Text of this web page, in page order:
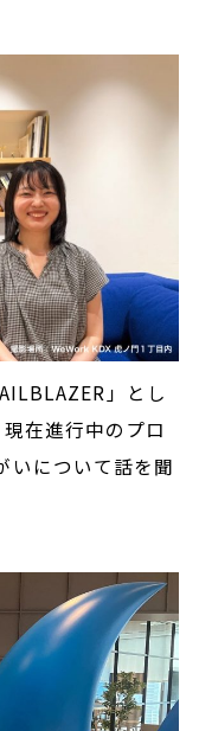
」とし
在進行中のプロ
いについて話を聞